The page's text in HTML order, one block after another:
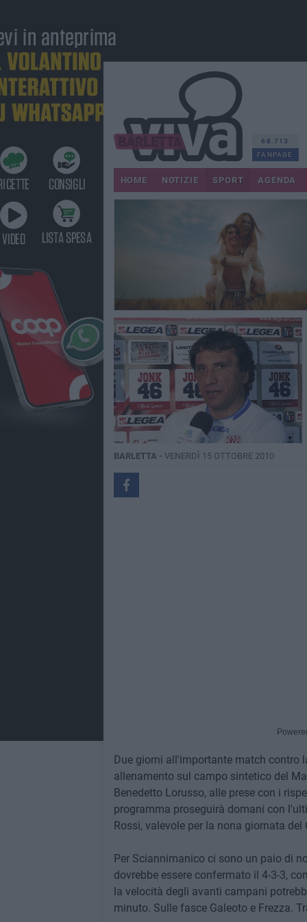
68.713
FANPAGE
HOME NOTIZIE SPORT AGENDA
BARLETTA - VENERDÌ 15 OTTOBRE 2010
Due giorni all'importante match contro
allenamento sul campo sintetico del
Benedetto Lorusso, alle prese con i
programma proseguirà domani con
Rossi, valevole per la nona giornata
Per Sciannimanico ci sono un paio di
dovrebbe essere confermato il 4-3-3,
la velocità degli avanti campani
minuto. Sulle fasce Galeoto e Frezza.